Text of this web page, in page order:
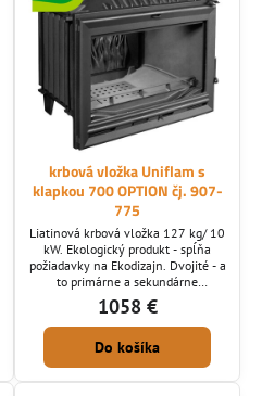
krbová vložka Uniflam s
klapkou 700 OPTION čj. 907-
775
Liatinová krbová vložka 127 kg/ 10
kW. Ekologický produkt - spĺňa
požiadavky na Ekodizajn. Dvojité - a
to primárne a sekundárne
spaľovanie + osobitný prívod
vzduchu na oplach skla. Palivo:
drevo o dĺžke maximálne 50 cm.
Krbová vložka spĺňa kritéria eko
1058 €
Do košíka